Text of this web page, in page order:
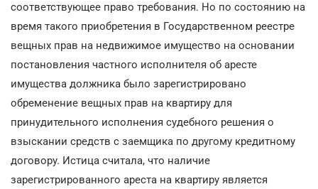
соответствующее право требования. Но по состоянию на
время такого приобретения в Государственном реестре
вещных прав на недвижимое имущество на основании
постановления частного исполнителя об аресте
имущества должника было зарегистрировано
обременение вещных прав на квартиру для
принудительного исполнения судебного решения о
взыскании средств с заемщика по другому кредитному
договору. Истица считала, что наличие
зарегистрированного ареста на квартиру является